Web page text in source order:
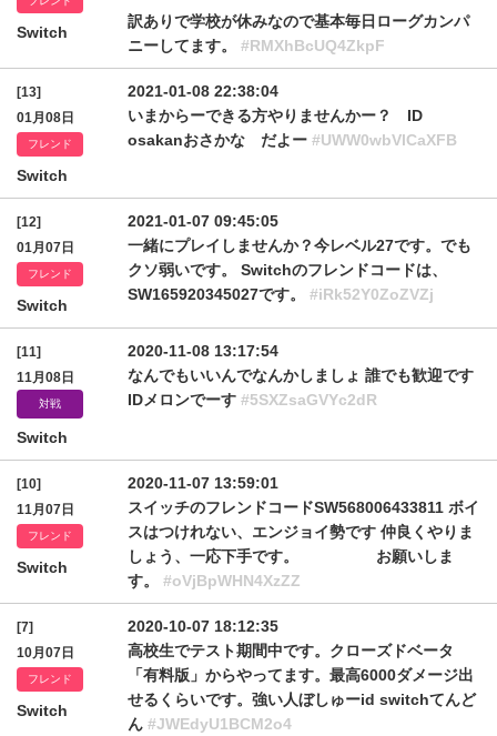
Switch
訳ありで学校が休みなので基本毎日ローグカンパ
ニーしてます。 #RMXhBcUQ4ZkpF
[13]
01月08日
フレンド
Switch
2021-01-08 22:38:04
いまからーできる方やりませんかー？ ID
osakanおさかな だよー #UWW0wbVlCaXFB
[12]
01月07日
フレンド
Switch
2021-01-07 09:45:05
一緒にプレイしませんか？今レベル27です。でも
クソ弱いです。 Switchのフレンドコードは、
SW165920345027です。 #iRk52Y0ZoZVZj
[11]
11月08日
対戦
Switch
2020-11-08 13:17:54
なんでもいいんでなんかしましょ 誰でも歓迎です
IDメロンでーす #5SXZsaGVYc2dR
[10]
11月07日
フレンド
Switch
2020-11-07 13:59:01
スイッチのフレンドコードSW568006433811 ボイ
スはつけれない、エンジョイ勢です 仲良くやりま
しょう、一応下手です。 お願いしま
す。 #oVjBpWHN4XzZZ
[7]
10月07日
フレンド
Switch
2020-10-07 18:12:35
高校生でテスト期間中です。クローズドベータ
「有料版」からやってます。最高6000ダメージ出
せるくらいです。強い人ぼしゅーid switchてんど
ん #JWEdyU1BCM2o4